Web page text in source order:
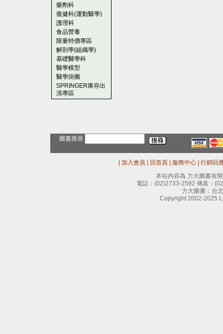
藥劑科
復健科(運動醫學)
護理科
食品營養
限量特價專區
解剖學(組織學)
基礎醫學科
醫學模型
醫學掛圖
SPRINGER庫存出
清專區
圖書搜尋
加入會員 回首頁 服務中心
行銷回
本站內容為 力大圖書有
電話： (02)2733-2592 傳真：
力大圖書：台
Copyright 2002-2025